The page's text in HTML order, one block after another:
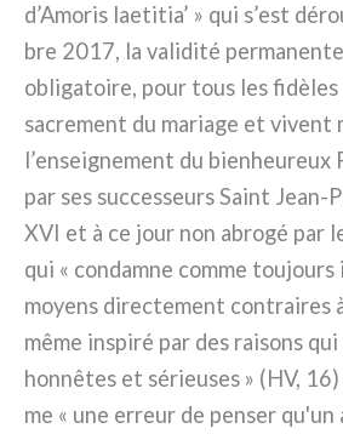
d’Amoris lae­ti­tia’ » qui s’est
bre 2017, la vali­di­té
obli­ga­toi­re, pour tous les
sacre­ment du maria­ge et vivent
l’enseignement du bie­n­heu­reux
par ses suc­ces­seurs Saint
XVI et à ce jour non abro­gé par
qui « con­dam­ne com­me
moyens direc­te­ment con­trai­res
même inspi­ré par des rai­sons
hon­nê­tes et sérieu­ses » (HV,
me « une erreur de pen­ser